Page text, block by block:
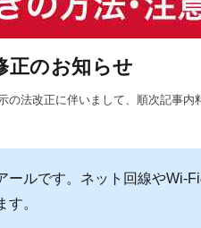
正のお知らせ
の法改正に伴いまして、順次記事内
ールです。ネット回線やWi-
す。